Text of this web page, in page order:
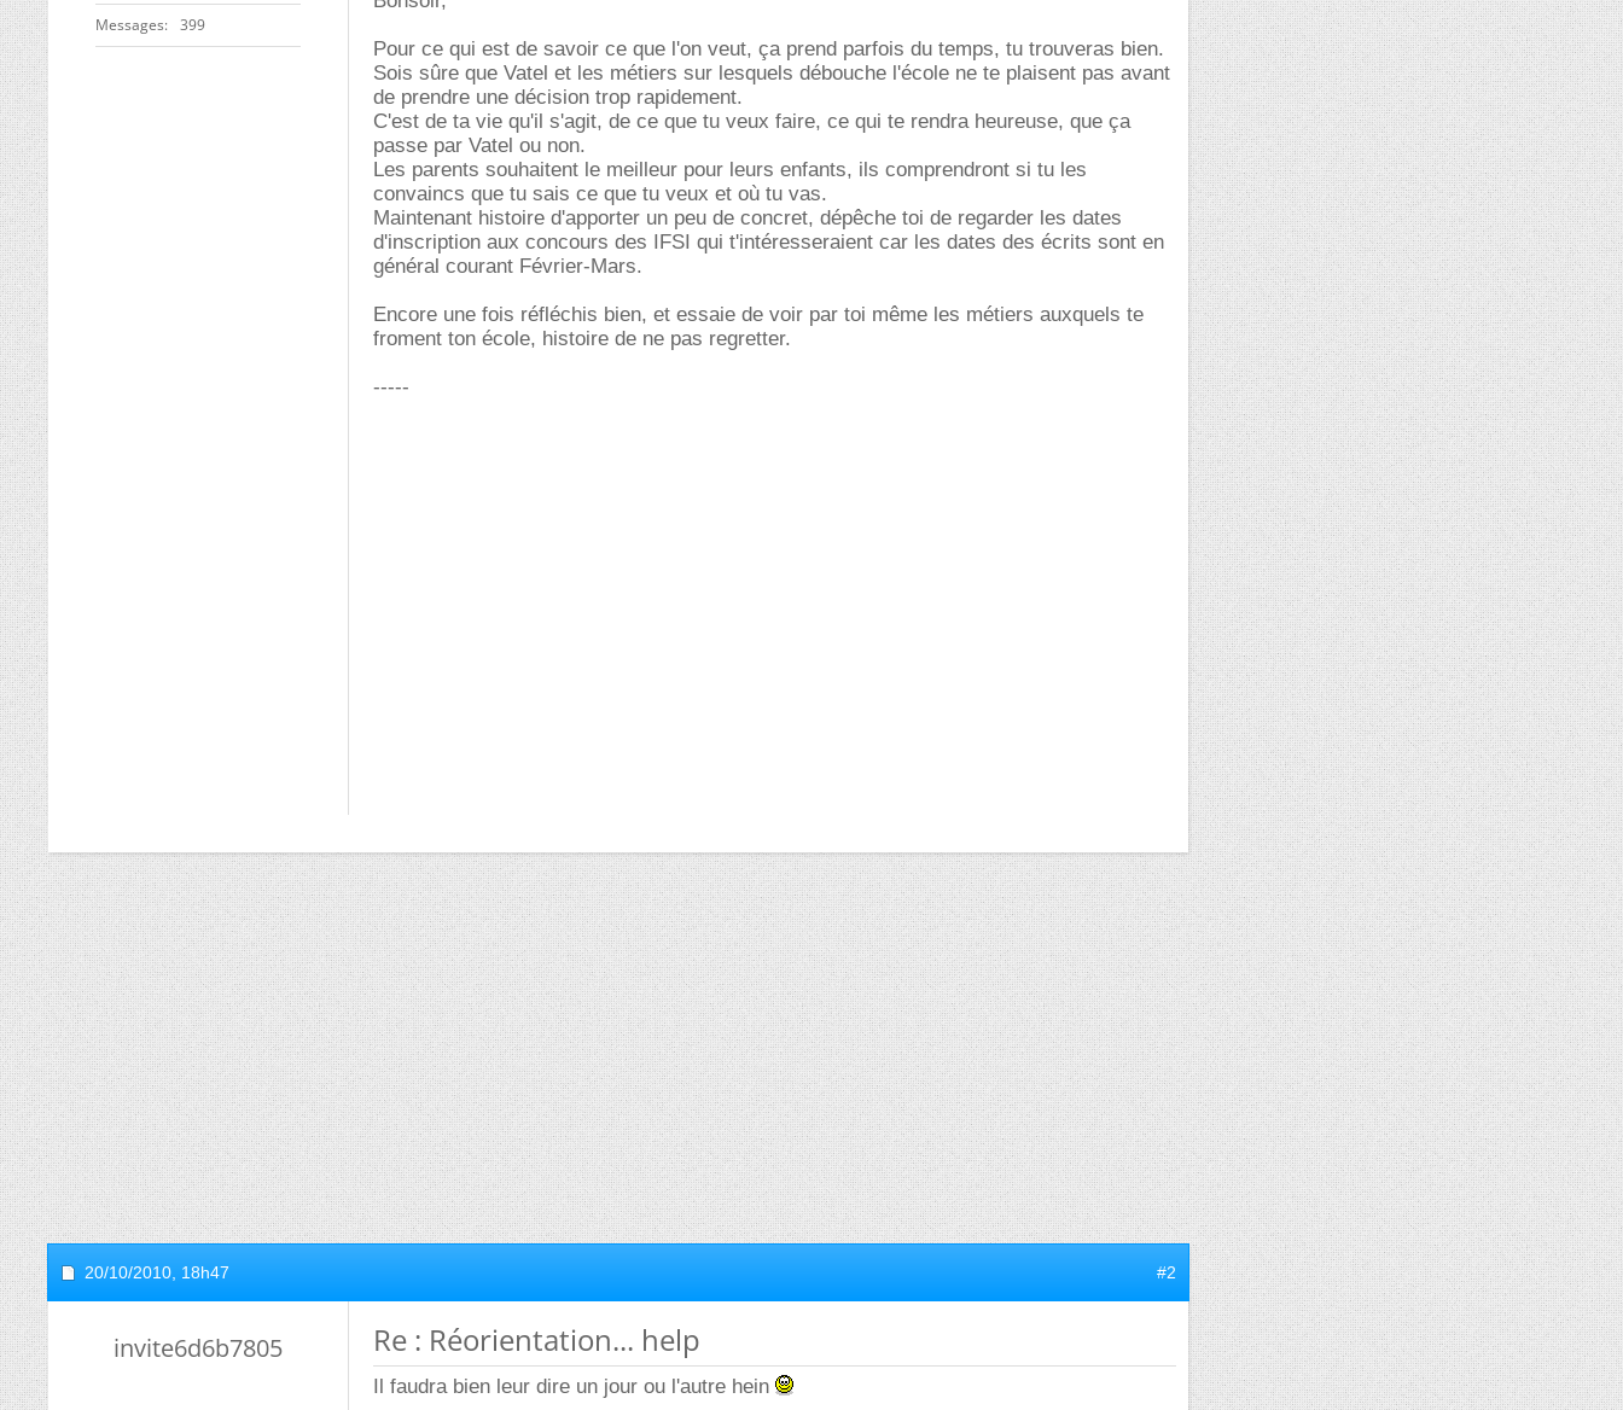
Messages 399
Pour ce qui est de savoir ce que l'on veut, ça prend parfois du temps, tu trouveras bien.
Sois sûre que Vatel et les métiers sur lesquels débouche l'école ne te plaisent pas avant
de prendre une décision trop rapidement.
C'est de ta vie qu'il s'agit, de ce que tu veux faire, ce qui te rendra heureuse, que ça
passe par Vatel ou non.
Les parents souhaitent le meilleur pour leurs enfants, ils comprendront si tu les
convaincs que tu sais ce que tu veux et où tu vas.
Maintenant histoire d'apporter un peu de concret, dépêche toi de regarder les dates
d'inscription aux concours des IFSI qui t'intéresseraient car les dates des écrits sont en
général courant Février-Mars.
Encore une fois réfléchis bien, et essaie de voir par toi même les métiers auxquels te
froment ton école, histoire de ne pas regretter.
-----
20/10/2010, 18h47 #2
invite6d6b7805 Re : Réorientation... help
Il faudra bien leur dire un jour ou l'autre hein